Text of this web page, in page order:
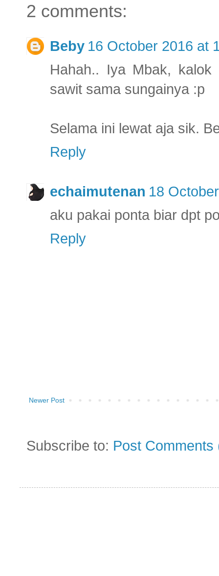
2 comments:
Beby 16 October 2016 at
Hahah.. Iya Mbak,
sawit sama sungainya :p
Selama ini lewat aja sik.
Reply
echaimutenan 18
aku pakai ponta biar dpt
Reply
Newer Post
Subscribe to: Post Comments